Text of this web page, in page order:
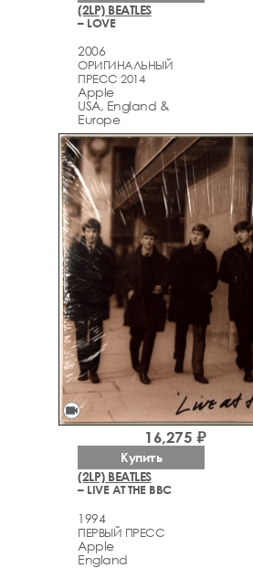
(2LP) BEATLES
– LOVE
2006
ОРИГИНАЛЬНЫЙ
ПРЕСС 2014
Apple
USA, England &
Europe
videocam
(2LP) BEATLES
– LIVE AT THE BBC
1994
ПЕРВЫЙ ПРЕСС
Apple
England
16,275 ₽
Купить